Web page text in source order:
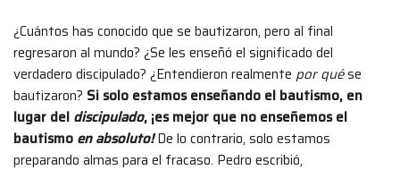
¿Cuántos has conocido que se bautizaron, pero al final
regresaron al mundo? ¿Se les enseñó el significado del
verdadero discipulado? ¿Entendieron realmente por quése
bautizaron? Si solo estamos enseñando el bautismo, en
lugar del discipulado, ¡es mejor que no enseñemos el
bautismo en absoluto!De lo contrario, solo estamos
preparando almas para el fracaso. Pedro escribió,